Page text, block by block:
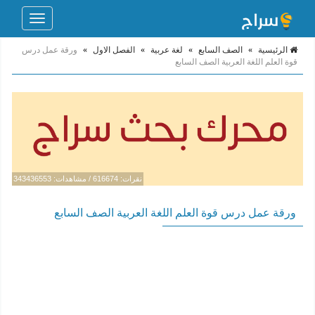
Toggle
الرئيسية » الصف السابع » لغة عربية » الفصل الاول »
ورقة عمل درس
قوة العلم اللغة العربية الصف السابع
نقرات: 616674 / مشاهدات: 343436553
ورقة عمل درس قوة العلم اللغة العربية الصف السابع